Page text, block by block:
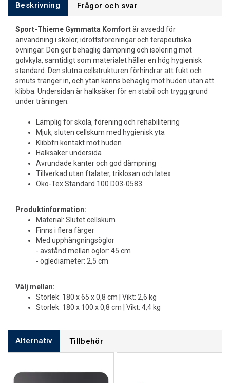
Beskrivning Frågor och svar
Sport-Thieme Gymmatta Komfortär avsedd för
användning i skolor, idrottsföreningar och terapeutiska
övningar. Den ger behaglig dämpning och isolering mot
golvkyla, samtidigt som materialet håller en hög hygienisk
standard. Den slutna cellstrukturen förhindrar att fukt och
smuts tränger in, och ytan känns behaglig mot huden utan att
klibba. Undersidan är halksäker för en stabil och trygg grund
under träningen.
Lämplig för skola, förening och rehabilitering
Mjuk, sluten cellskum med hygienisk yta
Klibbfri kontakt mot huden
Halksäker undersida
Avrundade kanter och god dämpning
Tillverkad utan ftalater, triklosan och latex
Öko-Tex Standard 100 D03-0583
Produktinformation:
Material: Slutet cellskum
Finns i flera färger
Med upphängningsöglor
- avstånd mellan öglor: 45 cm
- öglediameter: 2,5 cm
Välj mellan:
Storlek: 180 x 65 x 0,8 cm | Vikt: 2,6 kg
Storlek: 180 x 100 x 0,8 cm | Vikt: 4,4 kg
Alternativ Tillbehör